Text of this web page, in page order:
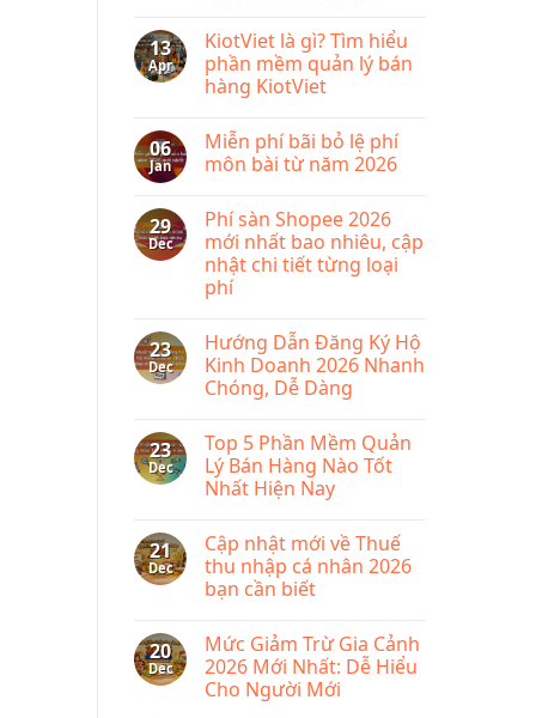
dẫn
chạy
quảng
cáo
hiệu
on
Top
5
phần
tiền
tốt
nhất
mọi
doanh
nghiệp
13
Apr
KiotViet là gì? Tìm hiểu
phần mềm quản lý bán
hàng KiotViet
Comments
on
KiotViet
là
hiểu
phần
mềm
quản
lý
bán
06
Jan
Miễn phí bãi bỏ lệ phí
môn bài từ năm 2026
on
Miễn
phí
bãi
bỏ
lệ
bài
từ
năm
2026
29
Dec
Phí sàn Shopee 2026
mới nhất bao nhiêu, cập
nhật chi tiết từng loại
phí
on
Phí
sàn
Shopee
nhất
bao
nhiêu,
cập
nhật
từng
loại
phí
23
Dec
Hướng Dẫn Đăng Ký Hộ
Kinh Doanh 2026 Nhanh
Chóng, Dễ Dàng
on
Hướng
Dẫn
Đăng
Kinh
Doanh
2026
Nhanh
Chóng,
23
Dec
Top 5 Phần Mềm Quản
Lý Bán Hàng Nào Tốt
Nhất Hiện Nay
on
Top
5
Phần
Mềm
Lý
Bán
Hàng
Nào
Tốt
21
Dec
Cập nhật mới về Thuế
thu nhập cá nhân 2026
bạn cần biết
on
Cập
nhật
mới
20
Dec
Mức Giảm Trừ Gia Cảnh
2026 Mới Nhất: Dễ Hiểu
Cho Người Mới